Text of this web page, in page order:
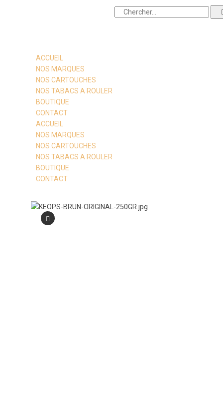
ACCUEIL
NOS MARQUES
NOS CARTOUCHES
NOS TABACS A ROULER
BOUTIQUE
CONTACT
ACCUEIL
NOS MARQUES
NOS CARTOUCHES
NOS TABACS A ROULER
BOUTIQUE
CONTACT